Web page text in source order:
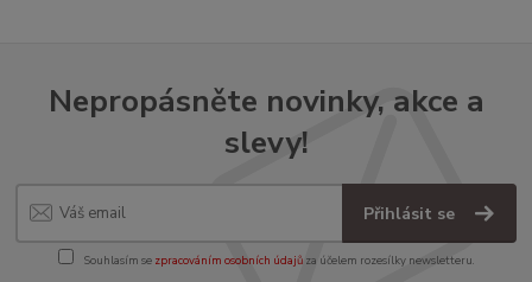
Nepropásněte novinky, akce a
slevy!
Přihlásit se
Souhlasím se zpracováním osobních údajůza účelem rozesílky newsletteru.